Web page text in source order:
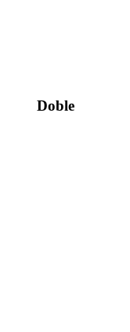
Doble